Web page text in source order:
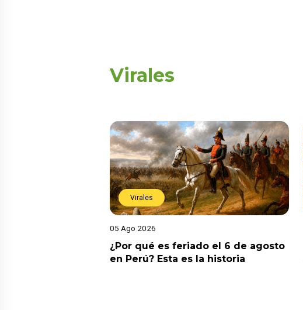
Virales
Virales
05 Ago 2026
¿Por qué es feriado el 6 de agosto
en Perú? Esta es la historia